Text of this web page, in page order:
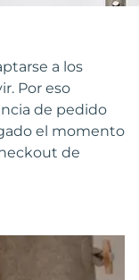
a los
Por eso
de pedido
el momento
de